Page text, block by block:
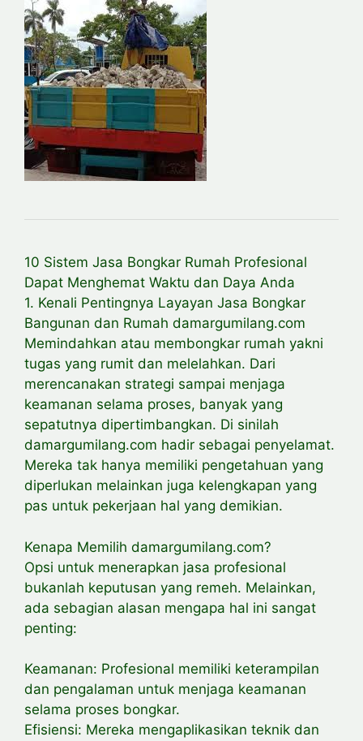
10 Sistem Jasa Bongkar Rumah Profesional
Dapat Menghemat Waktu dan Daya Anda
1. Kenali Pentingnya Layayan Jasa Bongkar
Bangunan dan Rumah damargumilang.com
Memindahkan atau membongkar rumah yakni
tugas yang rumit dan melelahkan. Dari
merencanakan strategi sampai menjaga
keamanan selama proses, banyak yang
sepatutnya dipertimbangkan. Di sinilah
damargumilang.com hadir sebagai penyelamat.
Mereka tak hanya memiliki pengetahuan yang
diperlukan melainkan juga kelengkapan yang
pas untuk pekerjaan hal yang demikian.
Kenapa Memilih damargumilang.com?
Opsi untuk menerapkan jasa profesional
bukanlah keputusan yang remeh. Melainkan,
ada sebagian alasan mengapa hal ini sangat
penting:
Keamanan: Profesional memiliki keterampilan
dan pengalaman untuk menjaga keamanan
selama proses bongkar.
Efisiensi: Mereka mengaplikasikan teknik dan